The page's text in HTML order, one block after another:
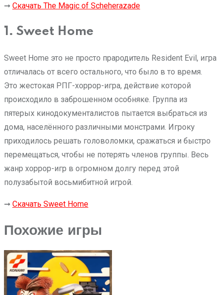
➞ Скачать The Magic of Scheherazade
1. Sweet Home
Sweet Home это не просто прародитель Resident Evil, игра
отличалась от всего остального, что было в то время.
Это жестокая РПГ-хоррор-игра, действие которой
происходило в заброшенном особняке. Группа из
пятерых кинодокументалистов пытается выбраться из
дома, населённого различными монстрами. Игроку
приходилось решать головоломки, сражаться и быстро
перемещаться, чтобы не потерять членов группы. Весь
жанр хоррор-игр в огромном долгу перед этой
полузабытой восьмибитной игрой.
➞ Скачать Sweet Home
Похожие игры